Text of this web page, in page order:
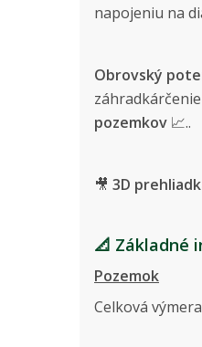
napojeniu na
Obrovský
pozemkov 📈..
🎥 3D
📐 Základné
Pozemok
Celková